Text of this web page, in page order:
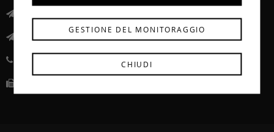
Pec:ferrcima@pec.it
(+39) 0376 943911CHIUDI
GESTIONE DEL MONITORAGGIO